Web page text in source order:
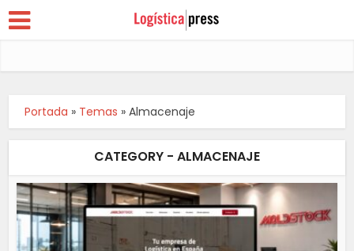
Portada » Temas »Almacenaje
CATEGORY - ALMACENAJE